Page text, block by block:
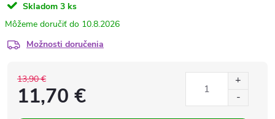
Skladom 3 ks
10.8.2026
Možnosti doručenia
13,90 €
11,70 €